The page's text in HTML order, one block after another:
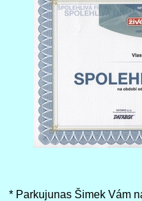
* Parkujunas Šimek Vám